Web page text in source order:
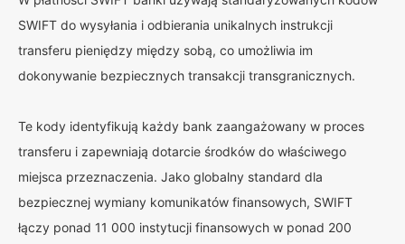
SWIFT do wysyłania i odbierania unikalnych instrukcji
transferu pieniędzy między sobą, co umożliwia im
dokonywanie bezpiecznych transakcji transgranicznych.
Te kody identyfikują każdy bank zaangażowany w proces
transferu i zapewniają dotarcie środków do właściwego
miejsca przeznaczenia. Jako globalny standard dla
bezpiecznej wymiany komunikatów finansowych, SWIFT
łączy ponad 11 000 instytucji finansowych w ponad 200